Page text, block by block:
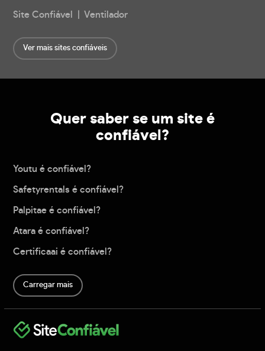
Site Confiável | Ventilador
Ver mais sites confiáveis
Quer saber se um site é
confiável?
Youtu é confiável?
Safetyrentals é confiável?
Palpitae é confiável?
Atara é confiável?
Certificaai é confiável?
Carregar mais